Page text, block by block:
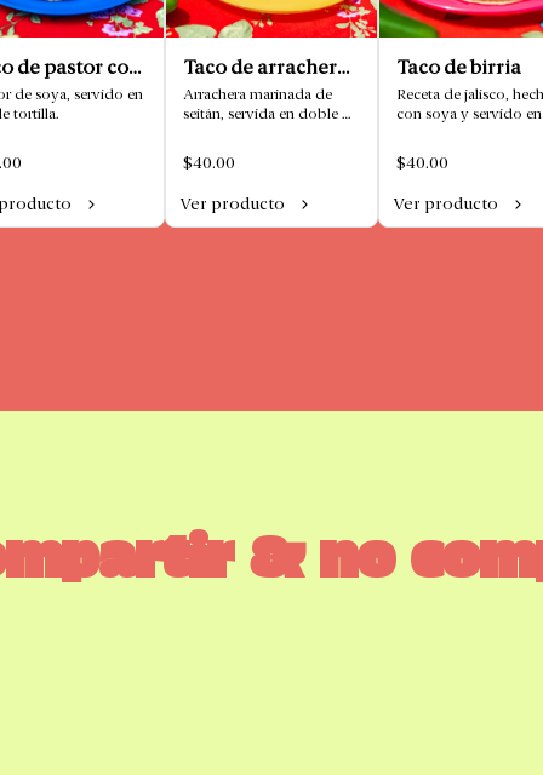
de pastor con
de soya, servido en
tortilla.
Taco de arrachera
marinada
Arrachera marinada de
seitán, servida en doble
$40.00
Ver producto
Taco de birria
Receta de jalisco,
con soya y servido en
$40.00
Ver producto
& no